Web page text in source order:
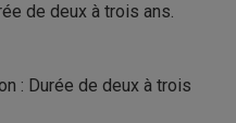
de deux à trois ans.
: Durée de deux à trois